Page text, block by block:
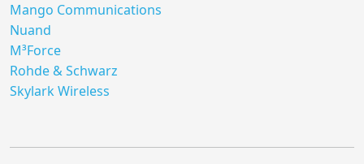
Mango Communications
Nuand
M³Force
Rohde & Schwarz
Skylark Wireless